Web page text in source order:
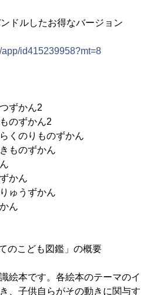
ドルしたお得なバージョン
id415239958?mt=8
ずかん2
のずかん2
くのりものずかん
ものずかん
かん
ゅうずかん
ん
のこども図鑑」の概要
絵本です。各絵本のテーマのイ
、子供自らがその動きに関与す